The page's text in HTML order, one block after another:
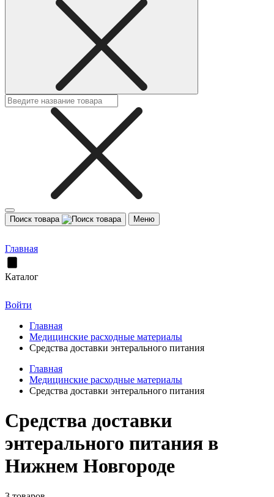
Поиск товара Меню
Главная
Каталог
Войти
Главная
Медицинские расходные материалы
Средства доставки энтерального питания
Главная
Медицинские расходные материалы
Средства доставки энтерального питания
Средства доставки
энтерального питания в
Нижнем Новгороде